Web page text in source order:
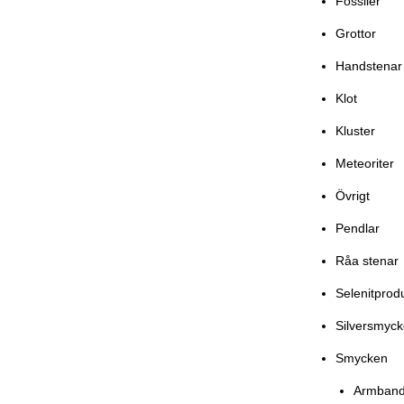
Grottor
Handstenar
Klot
Kluster
Meteoriter
Övrigt
Pendlar
Råa stenar
Smycken
Armband